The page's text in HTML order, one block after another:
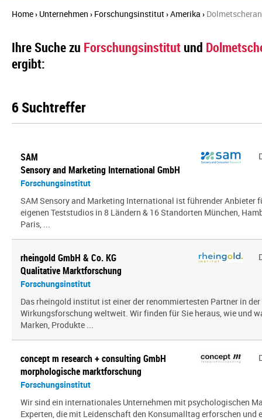
Home› Unternehmen › Forschungsinstitut›Amerika ›
Ihre Suche zu Forschungsinstitutund
ergibt:
6 Suchtreffer
SAM
Sensory and Marketing International GmbH
Forschungsinstitut
SAM Sensory and Marketing International ist führender Anbieter
eigenen Teststudios in 8 Ländern & 16 Standorten München,
Paris, ...
rheingold GmbH & Co. KG
Qualitative Marktforschung
Forschungsinstitut
Das rheingold institut ist einer der renommiertesten Partner in
Wirkungsforschung weltweit. Wir finden für Sie heraus, wie und
Marken, Produkte ...
concept m research + consulting GmbH
morphologische marktforschung
Forschungsinstitut
Wir sind ein inter­na­tio­nales Unternehmen mit psy­cho­lo­gi­schen
Experten, die mit Leidenschaft den Konsumalltag erfor­schen und